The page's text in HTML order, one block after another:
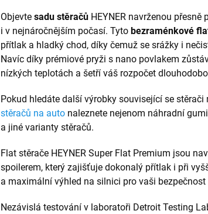
Objevte sadu stěračů HEYNER navrženou
i v nejnáročnějším počasí. Tyto bezraménkové
přítlak a hladký chod, díky čemuž se srážky i
Navíc díky prémiové pryži s nano povlakem
nízkých teplotách a šetří váš rozpočet
Pokud hledáte další výrobky související se
stěračů na auto naleznete nejenom náhradní
a jiné varianty stěračů.
Flat stěrače HEYNER Super Flat Premium jsou
spoilerem, který zajišťuje dokonalý přítlak i při
a maximální výhled na silnici pro vaši
Nezávislá testování v laboratoři Detroit Testing